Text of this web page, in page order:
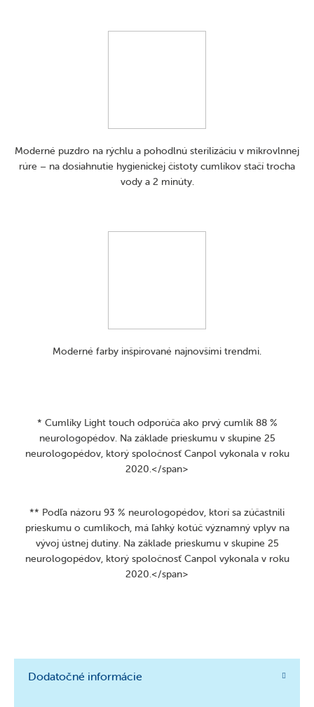
Moderné puzdro na rýchlu a pohodlnú sterilizáciu v mikrovlnnej
rúre – na dosiahnutie hygienickej čistoty cumlíkov stačí trocha
vody a 2 minúty.
Moderné farby inšpirované najnovšími trendmi.
* Cumlíky Light touch odporúča ako prvý cumlík 88 %
neurologopédov. Na základe prieskumu v skupine 25
neurologopédov, ktorý spoločnosť Canpol vykonala v roku
2020.</span>
** Podľa názoru 93 % neurologopédov, ktorí sa zúčastnili
prieskumu o cumlíkoch, má ľahký kotúč významný vplyv na
vývoj ústnej dutiny. Na základe prieskumu v skupine 25
neurologopédov, ktorý spoločnosť Canpol vykonala v roku
2020.</span>
Dodatočné informácie